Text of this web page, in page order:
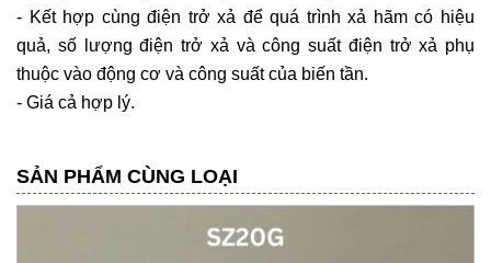
- Kết hợp cùng điện trở xả để quá trình xả hãm có hiệu
quả, số lượng điện trở xả và công suất điện trở xả phụ
thuộc vào động cơ và công suất của biến tần.
- Giá cả hợp lý.
SẢN PHẨM CÙNG LOẠI